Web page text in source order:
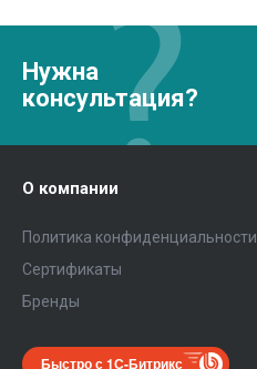
Нужна
консультация?
О компании
Политика конфиденциальности
Сертификаты
Бренды
Быстро с 1С-Битрикс